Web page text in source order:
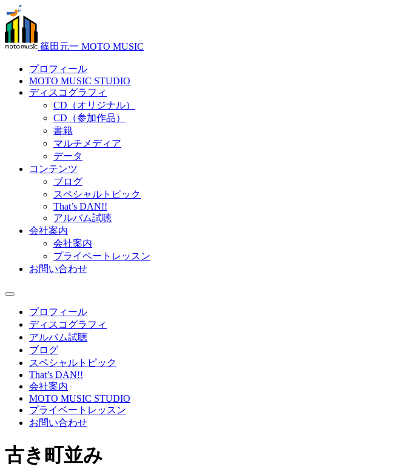
篠田元一 MOTO MUSIC
プロフィール
MOTO MUSIC STUDIO
ディスコグラフィ
CD（オリジナル）
CD（参加作品）
書籍
マルチメディア
データ
コンテンツ
ブログ
スペシャルトピック
That’s DAN!!
アルバム試聴
会社案内
会社案内
プライベートレッスン
お問い合わせ
プロフィール
ディスコグラフィ
アルバム試聴
ブログ
スペシャルトピック
That’s DAN!!
会社案内
MOTO MUSIC STUDIO
プライベートレッスン
お問い合わせ
古き町並み